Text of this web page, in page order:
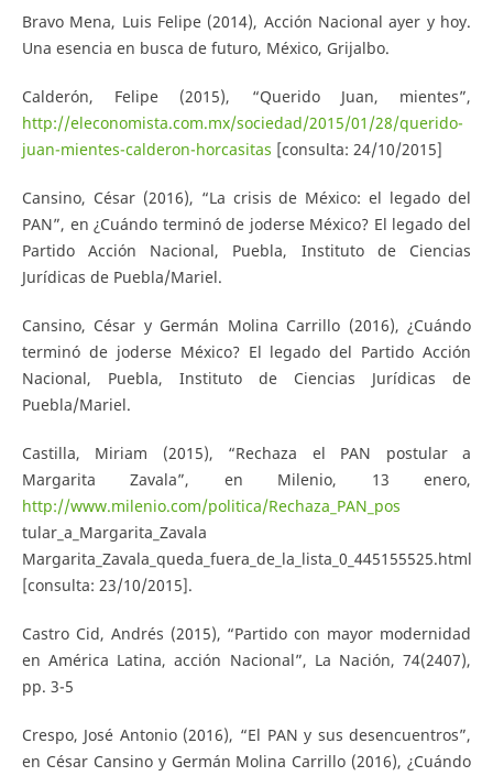
Bravo Mena, Luis Felipe (2014), Acción Nacional ayer y hoy.
Una esencia en busca de futuro, México, Grijalbo.
Calderón, Felipe (2015), “Querido Juan, mientes”,
http://eleconomista.com.mx/sociedad/2015/01/28/querido-
juan-mientes-calderon-horcasitas [consulta: 24/10/2015]
Cansino, César (2016), “La crisis de México: el legado del
PAN”, en ¿Cuándo terminó de joderse México? El legado del
Partido Acción Nacional, Puebla, Instituto de Ciencias
Jurídicas de Puebla/Mariel.
Cansino, César y Germán Molina Carrillo (2016), ¿Cuándo
terminó de joderse México? El legado del Partido Acción
Nacional, Puebla, Instituto de Ciencias Jurídicas de
Puebla/Mariel.
Castilla, Miriam (2015), “Rechaza el PAN postular a
Margarita Zavala”, en Milenio, 13 enero,
http://www.milenio.com/politica/Rechaza_PAN_pos
tular_a_Margarita_Zavala
Margarita_Zavala_queda_fuera_de_la_lista_0_445155525.html
[consulta: 23/10/2015].
Castro Cid, Andrés (2015), “Partido con mayor modernidad
en América Latina, acción Nacional”, La Nación, 74(2407),
pp. 3-5
Crespo, José Antonio (2016), “El PAN y sus desencuentros”,
en César Cansino y Germán Molina Carrillo (2016), ¿Cuándo